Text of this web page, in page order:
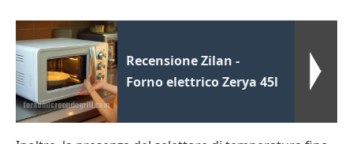
Recensione Zilan -
Forno elettrico Zerya 45l